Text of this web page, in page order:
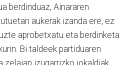
berdinduaz, Ainararen
aukerak izanda ere, ez
aprobetxatu eta berdinketa
Bi taldeek partiduaren